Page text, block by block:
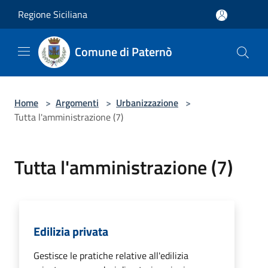
Regione Siciliana
Comune di Paternò
Home > Argomenti > Urbanizzazione >
Tutta l'amministrazione (7)
Tutta l'amministrazione (7)
Edilizia privata
Gestisce le pratiche relative all'edilizia